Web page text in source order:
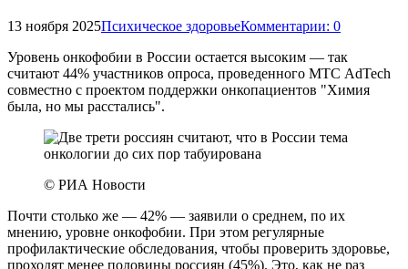
13 ноября 2025Психическое здоровьеКомментарии: 0
Уровень онкофобии в России остается высоким — так
считают 44% участников опроса, проведенного МТС AdTech
совместно с проектом поддержки онкопациентов "Химия
была, но мы расстались".
© РИА Новости
Почти столько же — 42% — заявили о среднем, по их
мнению, уровне онкофобии. При этом регулярные
профилактические обследования, чтобы проверить здоровье,
проходят менее половины россиян (45%). Это, как не раз